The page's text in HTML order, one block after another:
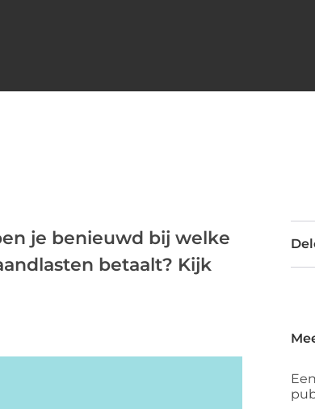
je benieuwd bij welke
betaalt? Kijk